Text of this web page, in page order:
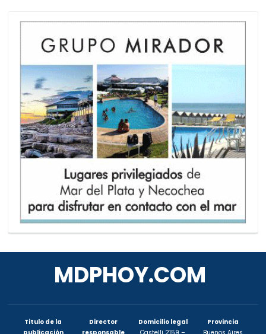
MDPHOY.COM
Titulo de la
Director
Domicilio legal
Provincia